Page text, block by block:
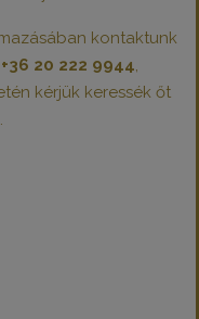
kontaktunk
+36 20 222 9944,
kérjük keressék őt